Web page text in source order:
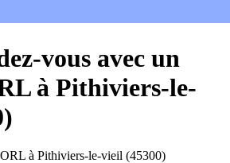
vous avec un
à Pithiviers-le-
à Pithiviers-le-vieil (45300)